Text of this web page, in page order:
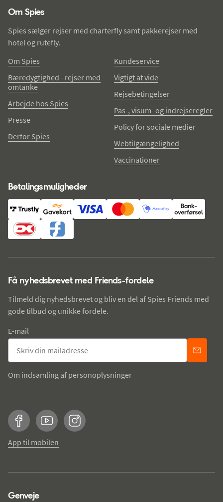
Om Spies
Spies sælger rejser med charterfly samt pakkerejser med
hotel og rutefly.
Om Spies
Bæredygtighed - rejser med
omtanke
Arbejde hos Spies
Presse
Derfor Spies
Kundeservice
Vigtigt at vide
Rejsebetingelser
Pas-, visum- og indrejseregler
Policy for sociale medier
Webtilgængelighed
Vaccinationer
Betalingsmuligheder
Få nyhedsbrevet med Friends-fordele
Tilmeld dig nyhedsbrevet og bliv en del af Spies Friends med
gode tilbud og unikke fordele.
E-mail
Om indsamling af personoplysninger
FacebookYouTubeInstagram
App til mobilen
Genveje